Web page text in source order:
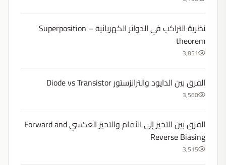
نظرية التراكب في الدوائر الكهربائية – Superposition
theorem
3,851
الفرق بين الدايود والترانزستور Diode vs Transistor
3,560
الفرق بين التحيز إلى الأمام والتحيز العكسي Forward and
Reverse Biasing
3,515